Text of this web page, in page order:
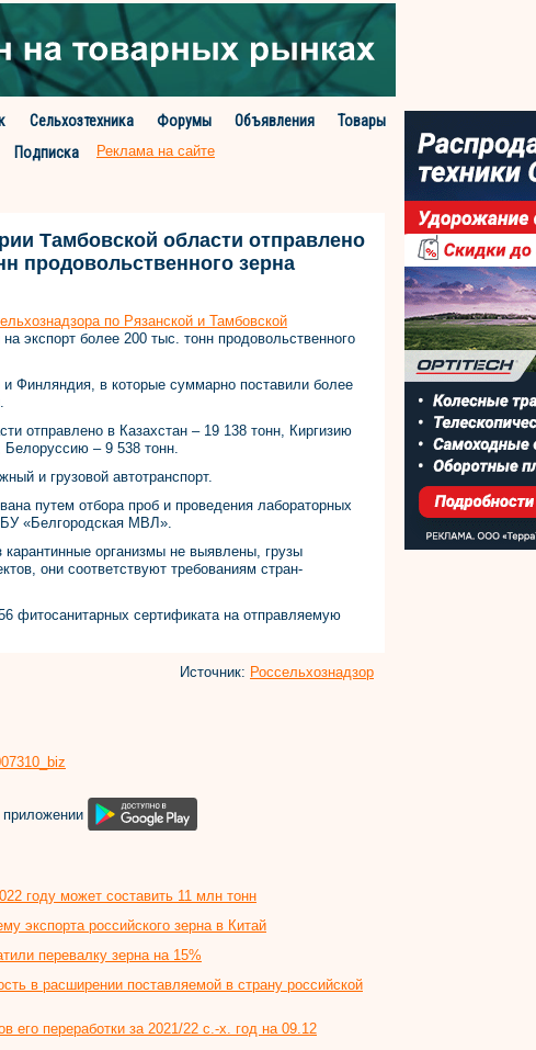
Сельхозтехника Форумы Объявления
Товары
Подписка
Реклама на сайте
Тамбовской области отправлено
продовольственного зерна
по Рязанской и Тамбовской
экспорт более 200 тыс. тонн продовольственного
Финляндия, в которые суммарно поставили более
отправлено в Казахстан – 19 138 тонн, Киргизию
– 9 538 тонн.
и грузовой автотранспорт.
путем отбора проб и проведения лабораторных
«Белгородская МВЛ».
карантинные организмы не выявлены, грузы
они соответствуют требованиям стран-
фитосанитарных сертификата на отправляемую
Источник: Россельхознадзор
году может составить 11 млн тонн
экспорта российского зерна в Китай
перевалку зерна на 15%
в расширении поставляемой в страну российской
его переработки за 2021/22 с.-х. год на 09.12